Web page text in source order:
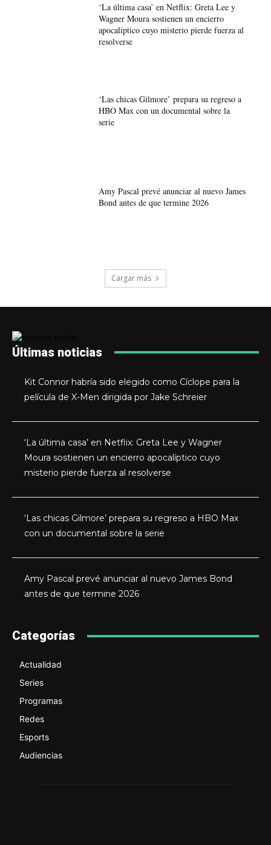
‘La última casa’ en Netflix: Greta Lee y
Wagner Moura sostienen un encierro
apocalíptico cuyo misterio pierde fuerza al
resolverse
‘Las chicas Gilmore’ prepara su regreso a
HBO Max con un documental sobre la
serie
Amy Pascal prevé anunciar al nuevo James
Bond antes de que termine 2026
Cargar más
Últimas noticias
Kit Connor habría sido elegido como Cíclope para la
película de X-Men dirigida por Jake Schreier
‘La última casa’ en Netflix: Greta Lee y Wagner
Moura sostienen un encierro apocalíptico cuyo
misterio pierde fuerza al resolverse
‘Las chicas Gilmore’ prepara su regreso a HBO Max
con un documental sobre la serie
Amy Pascal prevé anunciar al nuevo James Bond
antes de que termine 2026
Categorías
Actualidad
Series
Programas
Redes
Esports
Audiencias